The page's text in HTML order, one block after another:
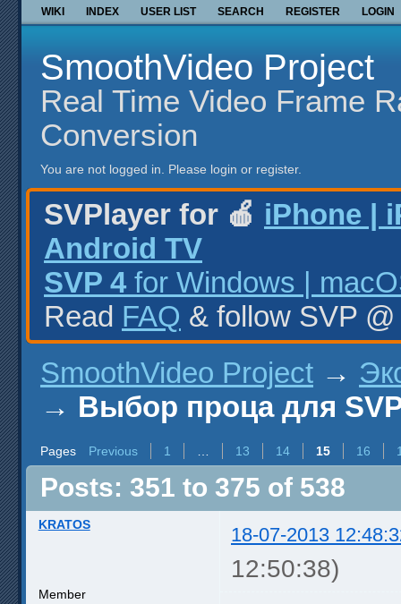
WIKI INDEX USER LIST SEARCH REGISTER LOGIN
SmoothVideo Project
Real Time Video Frame
Conversion
You are not logged in. Please login or register.
SVPlayer for 🍎 iPhone |
Android TV
SVP 4 for Windows |
Read FAQ & follow SVP
SmoothVideo Project →
→ Выбор проца для
Pages Previous 1 13 14 15 16
Posts: 351 to 375 of 538
KRATOS 18-07-2013
12:50:38)
Member